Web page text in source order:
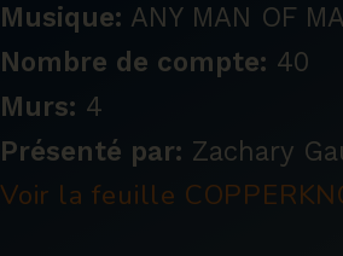
Musique: ANY MAN OF
Nombre de compte: 40
Murs: 4
Présenté par: Zachary
Voir la feuille